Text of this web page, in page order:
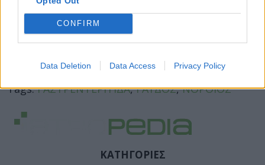
CONFIRM
Data Deletion Data Access Privacy Policy
Facebook
Twitter
Tags:ΓΑΣΤΡΕΝΤΕΡΙΤΙΔΑ,ΓΑΥΔΟΣ,ΝΟΡΟΪΟΣ
ΚΑΤΗΓΟΡΙΕΣ